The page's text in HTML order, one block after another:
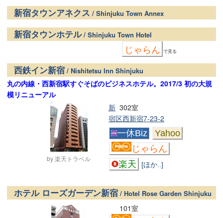
新宿タウンアネクス / Shinjuku Town Annex
新宿タウンホテル/ Shinjuku Town Hotel
じゃらん で見る
西鉄イン新宿 / Nishitetsu Inn Shinjuku
丸の内線・西新宿駅すぐそばのビジネスホテル。2017/3 初の大規
模リニューアル
by 楽天トラベル
302室
新
宿区西新宿7-23-2
一休Biz
Yahoo
じゃらん
楽天
[ほか..]
ホテル ローズガーデン新宿 / Hotel Rose Garden Shinjuku
101室